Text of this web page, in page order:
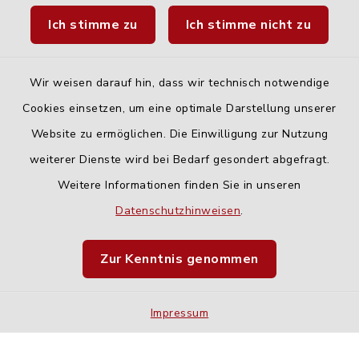
Ich stimme zu Ich stimme nicht zu
Wir weisen darauf hin, dass wir technisch notwendige
Cookies einsetzen, um eine optimale Darstellung unserer
Website zu ermöglichen. Die Einwilligung zur Nutzung
weiterer Dienste wird bei Bedarf gesondert abgefragt.
Weitere Informationen finden Sie in unseren
Datenschutzhinweisen.
Zur Kenntnis genommen
Impressum
Fahrplanauskunft DING
Barrierefreiheit
Impressum
Sitemap